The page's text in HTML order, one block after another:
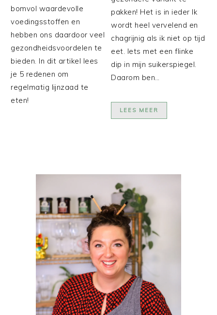
bomvol waardevolle
voedingsstoffen en
hebben ons daardoor veel
gezondheidsvoordelen te
bieden. In dit artikel lees
je 5 redenen om
regelmatig lijnzaad te
eten!
pakken! Het is in ieder Ik
wordt heel vervelend en
chagrijnig als ik niet op tijd
eet. Iets met een flinke
dip in mijn suikerspiegel.
Daarom ben…
LEES MEER